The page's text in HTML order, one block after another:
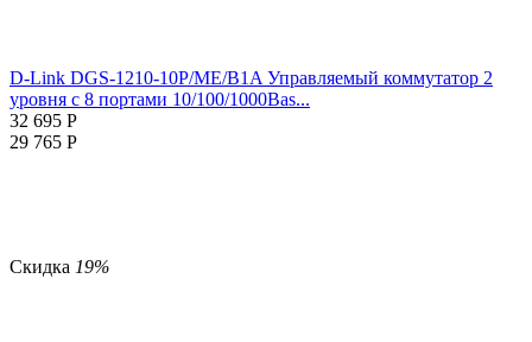
D-Link DGS-1210-10P/ME/B1A Управляемый коммутатор 2
уровня с 8 портами 10/100/1000Bas...
32 695 Р
29 765 Р
Скидка 19%